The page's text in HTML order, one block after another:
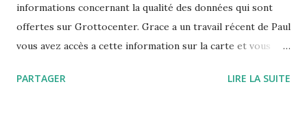
informations concernant la qualité des données qui sont
offertes sur Grottocenter. Grace a un travail récent de Paul
vous avez accès a cette information sur la carte et vous
aidez nous a améliorer la qualité des informations en
PARTAGER LIRE LA SUITE